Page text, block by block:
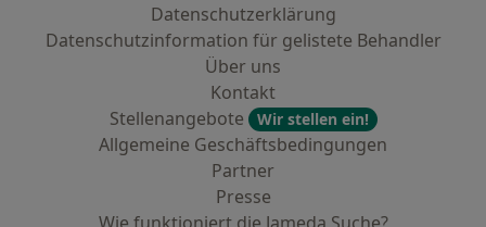
Datenschutzerklärung
Datenschutzinformation für gelistete Behandler
Über uns
Kontakt
Stellenangebote
Wir stellen ein!
Allgemeine Geschäftsbedingungen
Partner
Presse